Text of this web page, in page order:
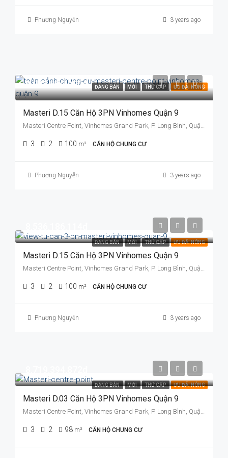
Phương Nguyễn 3 years ago
ĐANG BÁN MỚI THỨ CẤP ƯU ĐÃI NÓNG
8.028.650.000đ
Masteri D.15 Căn Hộ 3PN Vinhomes Quận 9
3 2 100 m² CĂN HỘ CHUNG CƯ
Phương Nguyễn 3 years ago
ĐANG BÁN MỚI THỨ CẤP ƯU ĐÃI NÓNG
Masteri D.15 Căn Hộ 3PN Vinhomes Quận 9
Masteri Centre Point, Vinhomes Grand Park, P. Long Bình, Quận 9, TP. Thủ Đức, TP. HCM
3 2 100 m² CĂN HỘ CHUNG CƯ
Phương Nguyễn 3 years ago
ĐANG BÁN MỚI THỨ CẤP ƯU ĐÃI NÓNG
Masteri D.03 Căn Hộ 3PN Vinhomes Quận 9
3 2 98 m² CĂN HỘ CHUNG CƯ